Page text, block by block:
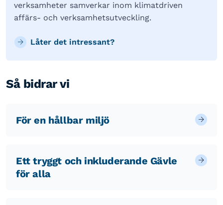
verksamheter samverkar inom klimatdriven
affärs- och verksamhetsutveckling.
Låter det intressant?
Så bidrar vi
För en hållbar miljö
Ett tryggt och inkluderande Gävle
för alla